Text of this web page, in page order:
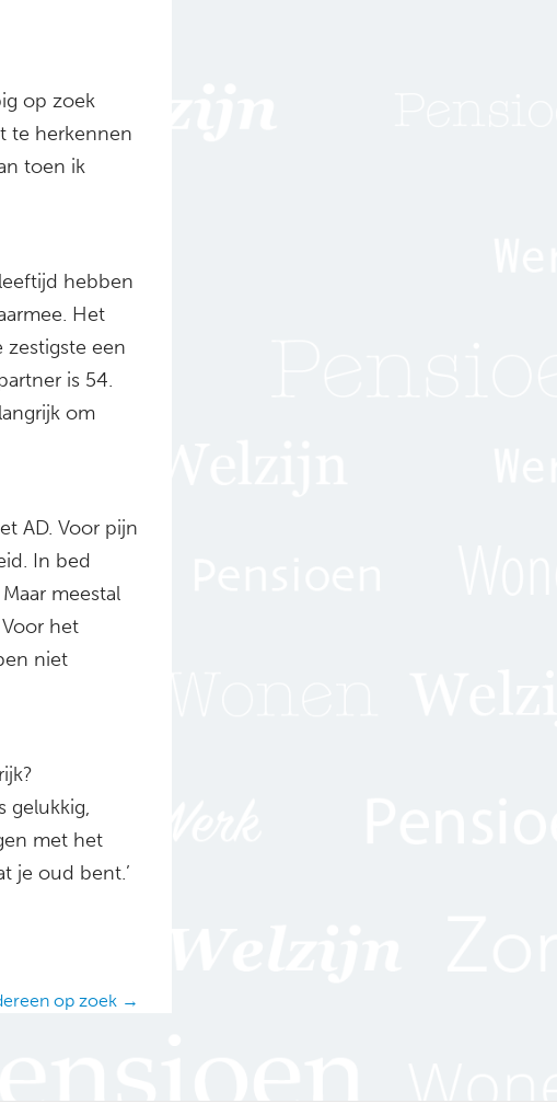
op zoek
te herkennen
toen ik
hebben
Het
een
is 54.
om
AD. Voor pijn
In bed
meestal
het
niet
gelukkig,
met het
je oud bent.’
op zoek →